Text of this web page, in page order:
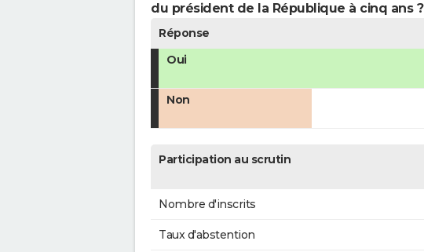
du président de la République à cinq ans ?
Réponse
Oui
Non
Participation au scrutin
Nombre d'inscrits
Taux d'abstention